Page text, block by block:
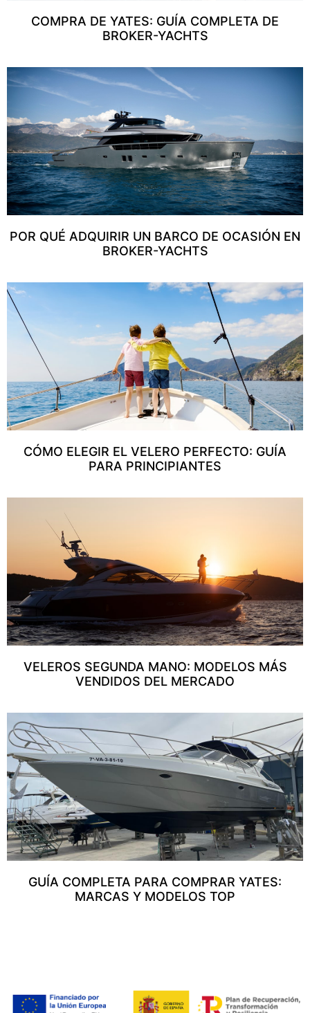
COMPRA DE YATES: GUÍA COMPLETA DE
BROKER-YACHTS
POR QUÉ ADQUIRIR UN BARCO DE OCASIÓN EN
BROKER-YACHTS
CÓMO ELEGIR EL VELERO PERFECTO: GUÍA
PARA PRINCIPIANTES
VELEROS SEGUNDA MANO: MODELOS MÁS
VENDIDOS DEL MERCADO
GUÍA COMPLETA PARA COMPRAR YATES:
MARCAS Y MODELOS TOP